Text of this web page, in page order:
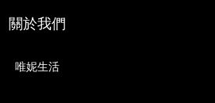
關於我們
唯妮生活